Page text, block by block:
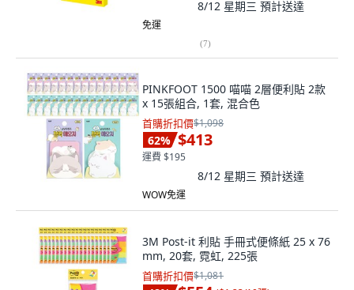
8/12 星期三 預計送達
免運
(7)
PINKFOOT 1500 喵喵 2層便利貼 2款
x 15張組合, 1套, 混合色
首購折扣價$1,098
62% $413
運費 $195
8/12 星期三 預計送達
WOW免運
3M Post-it 利貼 手冊式便條紙 25 x 76
mm, 20套, 霓虹, 225張
首購折扣價$1,081